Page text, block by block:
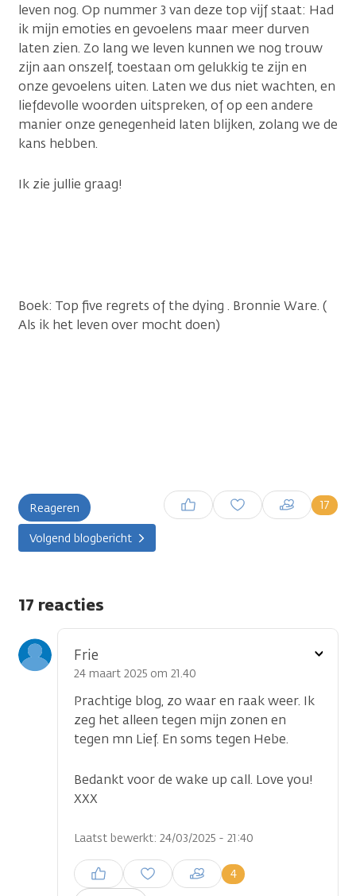
leven nog. Op nummer 3 van deze top vijf staat: Had
ik mijn emoties en gevoelens maar meer durven
laten zien. Zo lang we leven kunnen we nog trouw
zijn aan onszelf, toestaan om gelukkig te zijn en
onze gevoelens uiten. Laten we dus niet wachten, en
liefdevolle woorden uitspreken, of op een andere
manier onze genegenheid laten blijken, zolang we de
kans hebben.
Ik zie jullie graag!
Boek: Top five regrets of the dying . Bronnie Ware. (
Als ik het leven over mocht doen)
Reageren 17
Inloggen om een reactie te
plaatsen
Volgend blogbericht
17 reacties
Frie
24 maart 2025 om 21.40
Prachtige blog, zo waar en raak weer. Ik
zeg het alleen tegen mijn zonen en
tegen mn Lief. En soms tegen Hebe.
Bedankt voor de wake up call. Love you!
XXX
Laatst bewerkt: 24/03/2025 - 21:40
4
Inloggen om een reactie te
plaatsen
Toon